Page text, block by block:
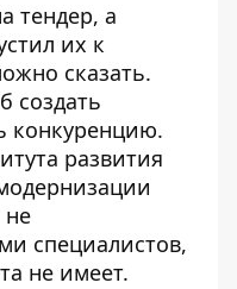
тендер, а
их к
сказать.
создать
конкуренцию.
развития
не
специалистов,
не имеет.